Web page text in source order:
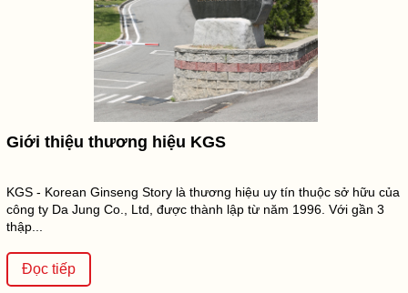
Giới thiệu thương hiệu KGS
KGS - Korean Ginseng Story là thương hiệu uy tín thuộc sở hữu của
công ty Da Jung Co., Ltd, được thành lập từ năm 1996. Với gần 3
thập...
Đọc tiếp